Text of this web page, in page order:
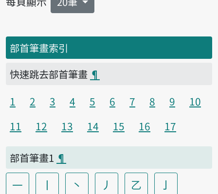
部首筆畫索引
快速跳去部首筆畫 ¶
1
2 3 4 5 6 7 8 9
10
11
12 13 14 15 16 17
部首筆畫1 ¶
一 丨 丶 丿 乙 亅